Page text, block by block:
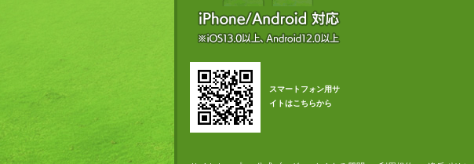
スマートフォン用サ
イトはこちらから